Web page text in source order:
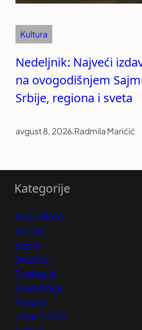
Kultura
Nedeljnik: Najveći
na ovogodišnjem
Srbije, regiona i sveta
avgust 8, 2026.Radmila Marićić
Kategorije
Auto-Moto
Balkan
Biznis
Društvo
Ekologija
Ekonomija
Evropa
Izbori 2023